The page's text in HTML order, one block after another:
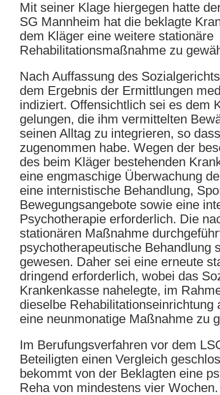
Mit seiner Klage hiergegen hatte
SG Mannheim hat die beklagte
dem Kläger eine weitere stationäre
Rehabilitationsmaßnahme zu
Nach Auffassung des
dem Ergebnis der Ermittlungen
indiziert. Offensichtlich sei es dem
gelungen, die ihm vermittelten
seinen Alltag zu integrieren, so
zugenommen habe. Wegen der
des beim Kläger bestehenden
eine engmaschige Überwachung
eine internistische Behandlung,
Bewegungsangebote sowie eine
Psychotherapie erforderlich. Die
stationären Maßnahme
psychotherapeutische Behandlung
gewesen. Daher sei eine erneute
dringend erforderlich, wobei das
Krankenkasse nahelegte, im
dieselbe Rehabilitationseinrichtung
eine neunmonatige Maßnahme zu
Im Berufungsverfahren vor dem
Beteiligten einen Vergleich
bekommt von der Beklagten eine
Reha von mindestens vier Wochen.